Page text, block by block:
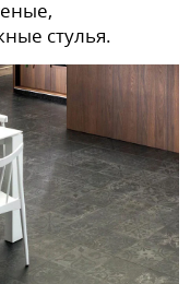
стулья.